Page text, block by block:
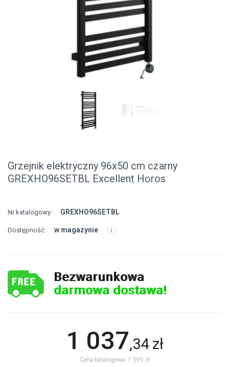
Grzejnik elektryczny 96x50 cm czarny
GREXHO96SETBL Excellent Horos
Nr katalogowy: GREXHO96SETBL
Dostępność: w magazynie
Bezwarunkowa
darmowa dostawa!
1 037,34 zł
Cena katalogowa: 1 595 zł